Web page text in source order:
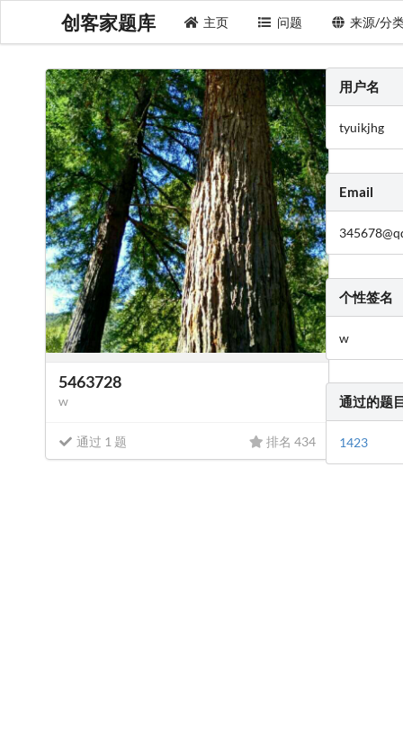
创客家题库 主页 问题 来源/分
5463728
w
通过 1 题 排名 434
用户名
tyuikjhg
Email
个性签名
w
通过的题
1423